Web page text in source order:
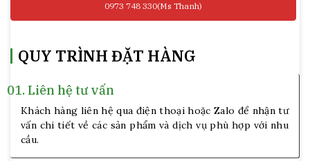
0973 748 330(Ms Thanh)
QUY TRÌNH ĐẶT HÀNG
01. Liên hệ tư vấn
Khách hàng liên hệ qua điện thoại hoặc Zalo để nhận tư
vấn chi tiết về các sản phẩm và dịch vụ phù hợp với nhu
cầu.